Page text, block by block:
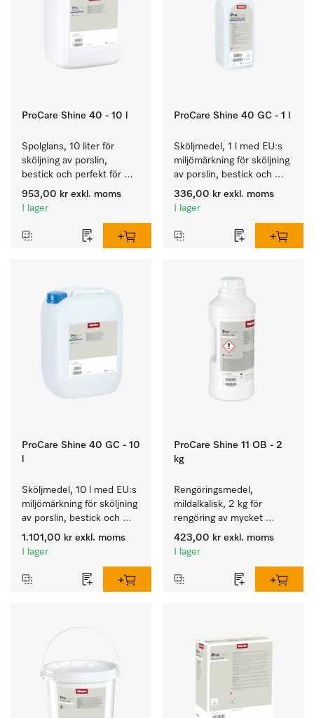
ProCare Shine 40 - 10 l
Spolglans, 10 liter för
sköljning av porslin,
bestick och perfekt för
glas.
953,00 kr exkl. moms
I lager
ProCare Shine 40 GC - 1 l
Sköljmedel, 1 l med EU:s
miljömärkning för sköljning
av porslin, bestick och
glas.
336,00 kr exkl. moms
I lager
ProCare Shine 40 GC - 10
Sköljmedel, 10 l med EU:s
miljömärkning för sköljning
av porslin, bestick och
glas.
1.101,00 kr exkl. moms
I lager
ProCare Shine 11 OB - 2
kg
Rengöringsmedel,
mildalkalisk, 2 kg för
rengöring av mycket
smutsigt porslin, bestick
och glas.
423,00 kr exkl. moms
I lager